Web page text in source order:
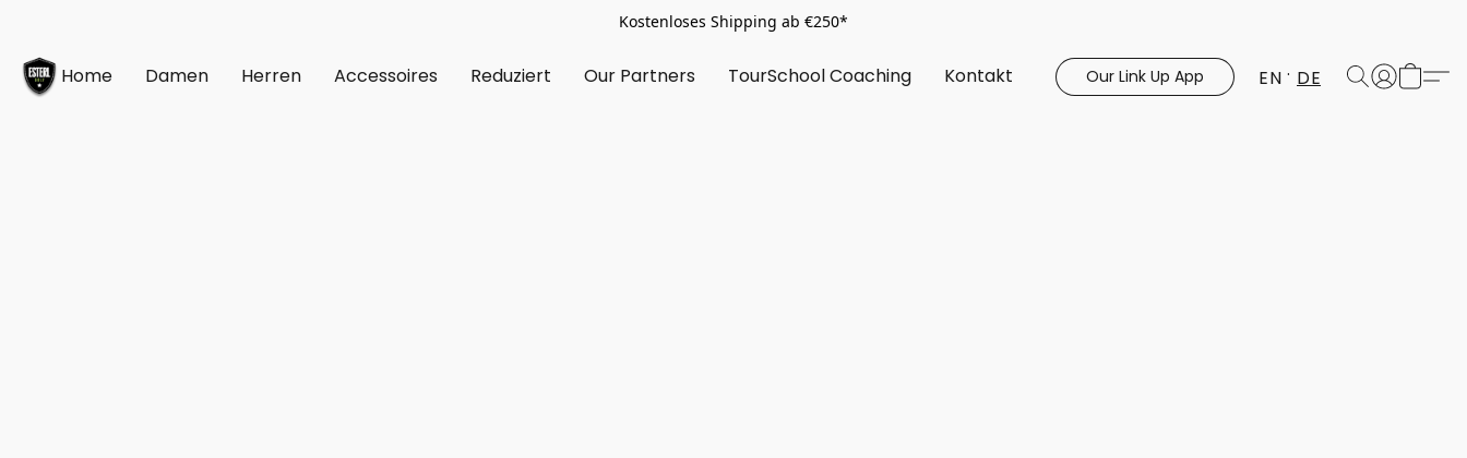
Kostenloses Shipping ab €250*
Home Damen Herren Accessoires Reduziert Our Partners TourSchool Coaching Kontakt Our Link Up App EN DE